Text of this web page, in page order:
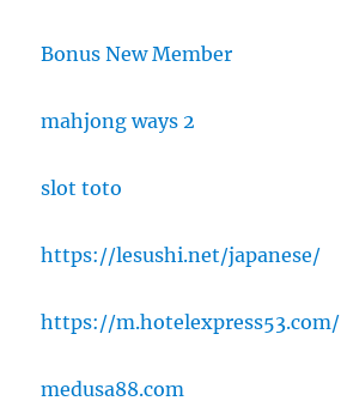
Bonus New Member
mahjong ways 2
slot toto
https://lesushi.net/japanese/
https://m.hotelexpress53.com/
medusa88.com